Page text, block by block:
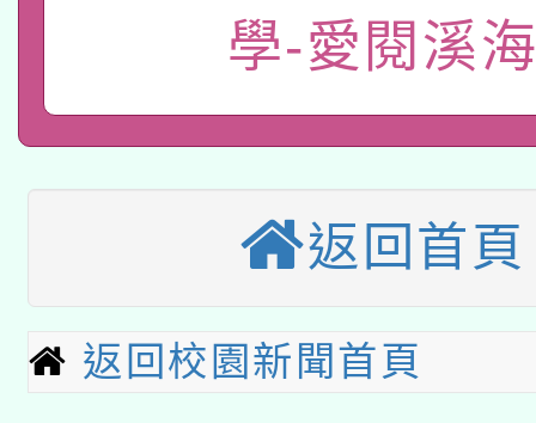
業技術研究院辦理「
115年8月22日(星期六
開 智慧啟航」
本校115學年度第2次
招甄選結果公告(無人
適應運動共學行動站研
本館辦理115年度閱讀
暨閱讀推動專業研習
科技賦能─人工智慧
礎課程
A3數位素養講師名單
學-愛閱溪
返回首頁
返回校園新聞首頁